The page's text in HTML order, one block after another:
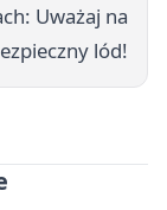
Uważaj na
lód!